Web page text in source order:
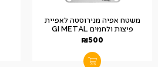
משטח אפיה מנירוסטה לאפיית
פיצות ולחמים GI METAL
₪500